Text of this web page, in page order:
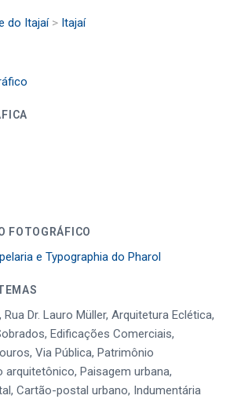
do Itajaí> Itajaí
FOTOGRÁFICO
e Typographia do Pharol
Rua Dr. Lauro Müller, Arquitetura Eclética,
Edificações Comerciais,
Via Pública, Patrimônio
arquitetônico, Paisagem urbana,
Cartão-postal urbano, Indumentária